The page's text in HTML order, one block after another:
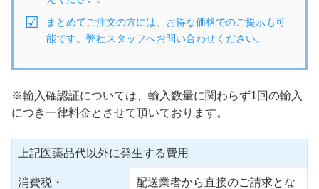
まとめてご注文の方には、お得な価格でのご提示も可
能です。弊社スタッフへお問い合わせください。
※輸入確認証については、輸入数量に関わらず1回の輸入
につき一律料金とさせて頂いております。
上記医薬品代以外に発生する費用
消費税・
配送業者から直接のご請求とな